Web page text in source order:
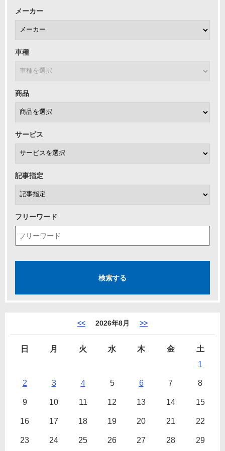
メーカー
車種
商品
サービス
記事指定
フリーワード
<< 2026年8月 >>
日 月 火 水 木 金
土
1
2 3 4 5 6 7 8
9 10 11 12 13 14 15
16 17 18 19 20 21 22
23 24 25 26 27 28 29